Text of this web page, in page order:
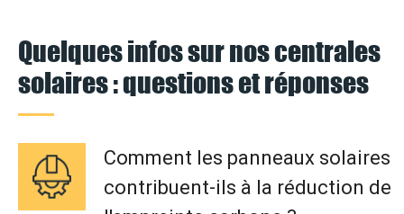
Quelques infos sur nos centrales
solaires : questions et réponses
Comment les panneaux solaires
contribuent-ils à la réduction de